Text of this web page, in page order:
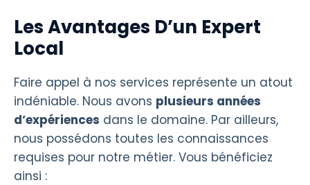
Les Avantages D’un Expert
Local
Faire appel à nos services représente un atout
indéniable. Nous avons plusieurs années
d’expériences dans le domaine. Par ailleurs,
nous possédons toutes les connaissances
requises pour notre métier. Vous bénéficiez
ainsi :